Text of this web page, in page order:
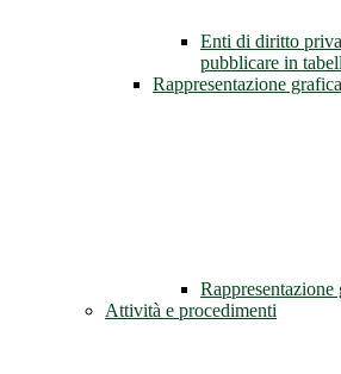
Enti di diritto
pubblicare in
Rappresentazione grafica
Rappresentazione
Attività e procedimenti